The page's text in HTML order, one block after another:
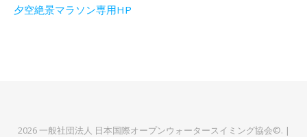
夕空絶景マラソン専用HP
2026 一般社団法人 日本国際オープンウォータースイミング協会©. |